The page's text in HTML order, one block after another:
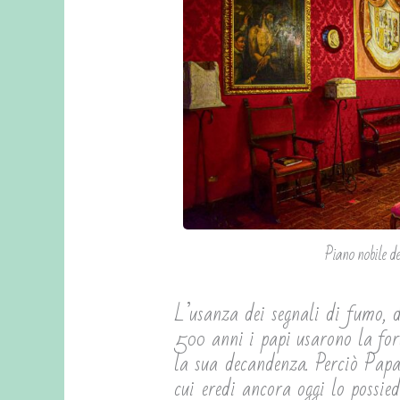
Piano nobile
L’usanza dei segnali di
500 anni i papi usarono la
la sua decandenza. Perciò
cui eredi ancora oggi lo